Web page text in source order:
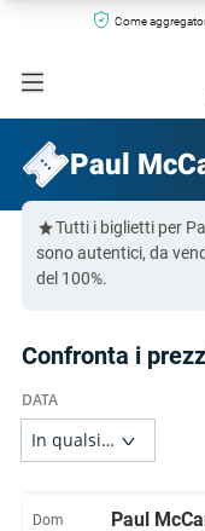
Come
Paul
Tutti i biglietti per
sono autentici, da
del 100%.
Confronta i
Dom Paul